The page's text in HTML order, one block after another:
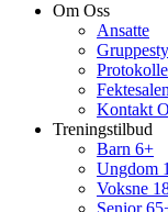
Om Oss
Ansatte
Kontakt
Treningstilbud
Barn 6+
Ungdom
Voksne
Senior